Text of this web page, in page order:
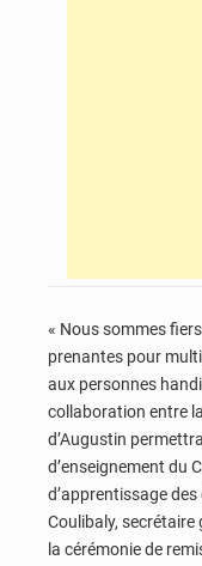
« Nous sommes
prenantes pour
aux personnes
collaboration entre
d’Augustin
d’enseignement du
d’apprentissage
Coulibaly, secrétaire
la cérémonie de